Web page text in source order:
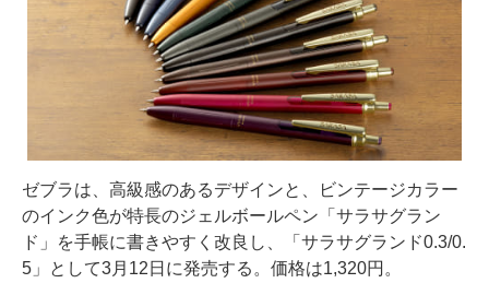
ゼブラは、高級感のあるデザインと、ビンテージカラー
のインク色が特長のジェルボールペン「サラサグラン
ド」を手帳に書きやすく改良し、「サラサグランド0.3/0.
5」として3月12日に発売する。価格は1,320円。